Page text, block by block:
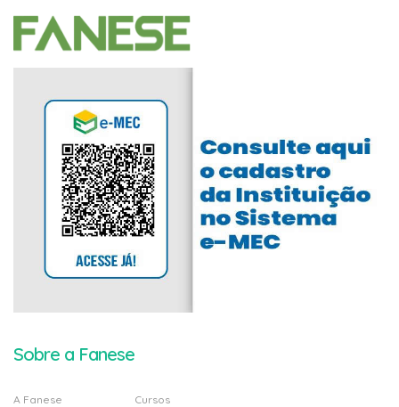
Sobre a Fanese
A Fanese Cursos